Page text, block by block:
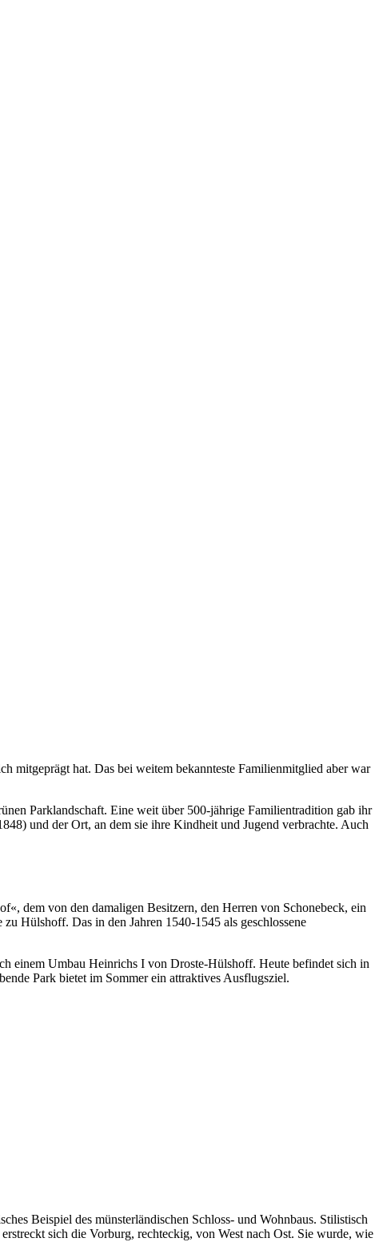
mitgeprägt hat. Das bei weitem bekannteste Familienmitglied aber war
Parklandschaft. Eine weit über 500-jährige Familientradition gab ihr
und der Ort, an dem sie ihre Kindheit und Jugend verbrachte. Auch
dem von den damaligen Besitzern, den Herren von Schonebeck, ein
Hülshoff. Das in den Jahren 1540-1545 als geschlossene
einem Umbau Heinrichs I von Droste-Hülshoff. Heute befindet sich in
Park bietet im Sommer ein attraktives Ausflugsziel.
Beispiel des münsterländischen Schloss- und Wohnbaus. Stilistisch
sich die Vorburg, rechteckig, von West nach Ost. Sie wurde, wie